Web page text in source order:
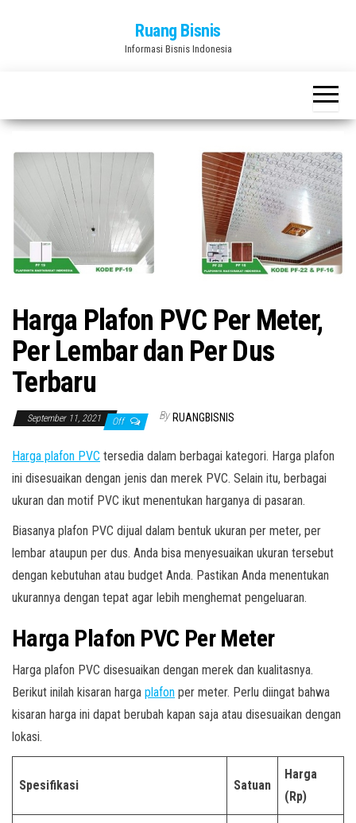
Ruang Bisnis
Informasi Bisnis Indonesia
Harga Plafon PVC Per Meter,
Per Lembar dan Per Dus
Terbaru
September 11, 2021 Off By RUANGBISNIS
Harga plafon PVC tersedia dalam berbagai kategori. Harga plafon
ini disesuaikan dengan jenis dan merek PVC. Selain itu, berbagai
ukuran dan motif PVC ikut menentukan harganya di pasaran.
Biasanya plafon PVC dijual dalam bentuk ukuran per meter, per
lembar ataupun per dus. Anda bisa menyesuaikan ukuran tersebut
dengan kebutuhan atau budget Anda. Pastikan Anda menentukan
ukurannya dengan tepat agar lebih menghemat pengeluaran.
Harga Plafon PVC Per Meter
Harga plafon PVC disesuaikan dengan merek dan kualitasnya.
Berikut inilah kisaran harga plafon per meter. Perlu diingat bahwa
kisaran harga ini dapat berubah kapan saja atau disesuaikan dengan
lokasi.
Spesifikasi Satuan
Harga
(Rp)